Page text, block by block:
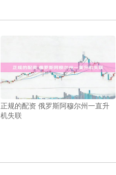
正规的配资 俄罗斯阿穆尔州一直升
机失联